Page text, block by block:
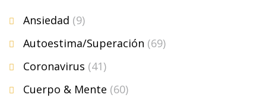
Ansiedad (9)
Autoestima/Superación (69)
Coronavirus (41)
Cuerpo & Mente (60)